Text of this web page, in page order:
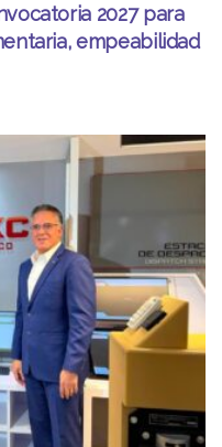
2027 para
empeabilidad